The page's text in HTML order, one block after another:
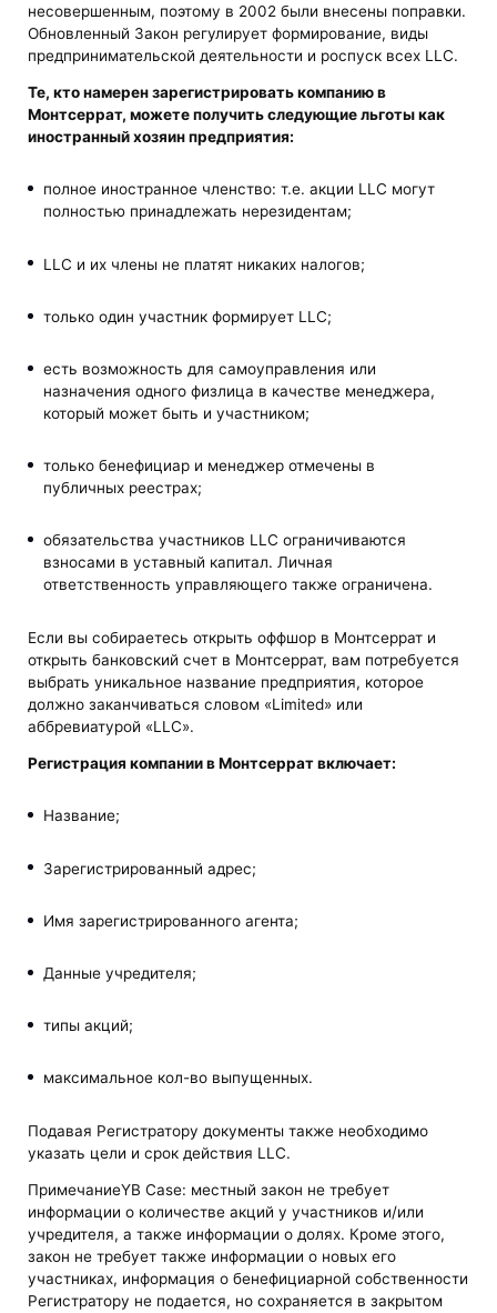
несовершенным, поэтому в 2002 были внесены поправки.
Обновленный Закон регулирует формирование, виды
предпринимательской деятельности и роспуск всех LLC.
Те, кто намерен зарегистрировать компанию в
Монтсеррат, можете получить следующие льготы как
иностранный хозяин предприятия:
полное иностранное членство: т.е. акции LLC могут
полностью принадлежать нерезидентам;
LLC и их члены не платят никаких налогов;
только один участник формирует LLC;
есть возможность для самоуправления или
назначения одного физлица в качестве менеджера,
который может быть и участником;
только бенефициар и менеджер отмечены в
публичных реестрах;
обязательства участников LLC ограничиваются
взносами в уставный капитал. Личная
ответственность управляющего также ограничена.
Если вы собираетесь открыть оффшор в Монтсеррат и
открыть банковский счет в Монтсеррат, вам потребуется
выбрать уникальное название предприятия, которое
должно заканчиваться словом «Limited» или
аббревиатурой «LLC».
Регистрация компании в Монтсеррат включает:
Название;
Зарегистрированный адрес;
Имя зарегистрированного агента;
Данные учредителя;
типы акций;
максимальное кол-во выпущенных.
Подавая Регистратору документы также необходимо
указать цели и срок действия LLC.
ПримечаниеYB Case: местный закон не требует
информации о количестве акций у участников и/или
учредителя, а также информации о долях. Кроме этого,
закон не требует также информации о новых его
участниках, информация о бенефициарной собственности
Регистратору не подается, но сохраняется в закрытом